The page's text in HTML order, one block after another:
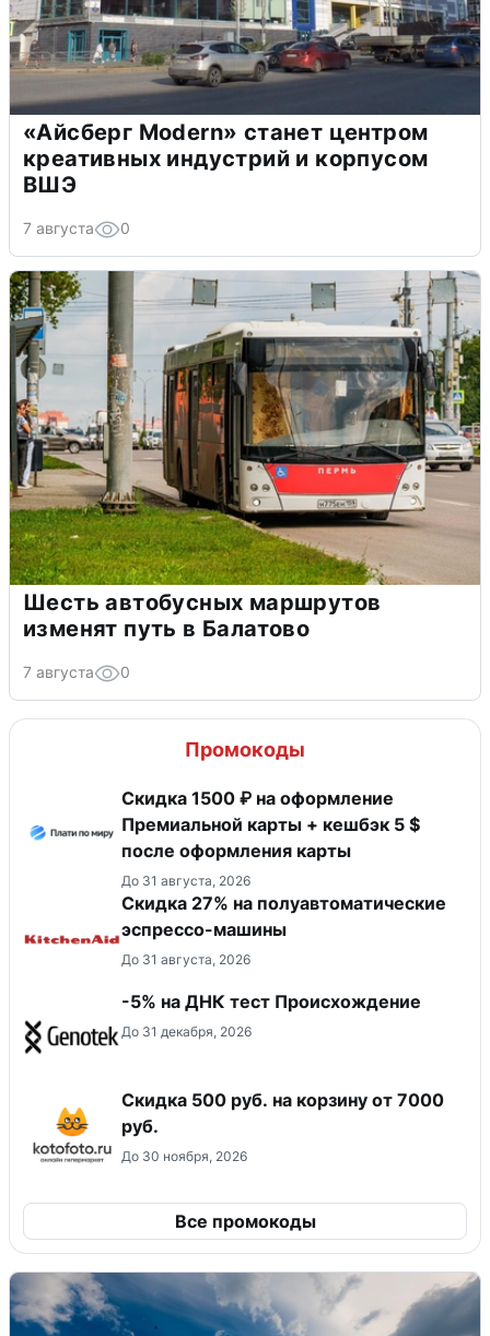
«Айсберг Modern» станет центром
креативных индустрий и корпусом
ВШЭ
7 августа 0
Шесть автобусных маршрутов
изменят путь в Балатово
7 августа 0
Промокоды
Скидка 1500 ₽ на оформление
Премиальной карты + кешбэк 5 $
после оформления карты
До 31 августа, 2026
Скидка 27% на полуавтоматические
эспрессо-машины
До 31 августа, 2026
-5% на ДНК тест Происхождение
До 31 декабря, 2026
Скидка 500 руб. на корзину от 7000
руб.
До 30 ноября, 2026
Все промокоды